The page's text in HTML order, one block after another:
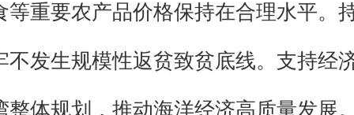
重要农产品价格保持在合理水平。
发生规模性返贫致贫底线。支持经
体规划，推动海洋经济高质量发展